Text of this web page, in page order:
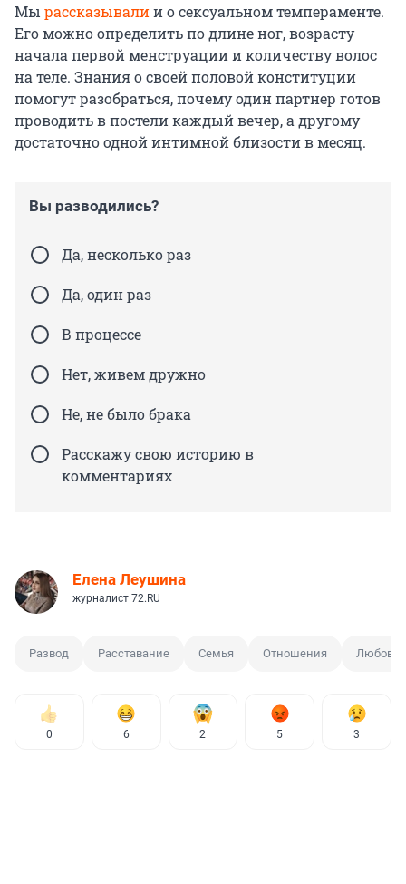
Мы рассказывалии о сексуальном темпераменте.
Его можно определить по длине ног, возрасту
начала первой менструации и количеству волос
на теле. Знания о своей половой конституции
помогут разобраться, почему один партнер готов
проводить в постели каждый вечер, а другому
достаточно одной интимной близости в месяц.
Вы разводились?
Да, несколько раз
Да, один раз
В процессе
Нет, живем дружно
Не, не было брака
Расскажу свою историю в
комментариях
Елена Леушина
журналист 72.RU
Развод Расставание Семья Отношения Любовь
0 6 2 5 3